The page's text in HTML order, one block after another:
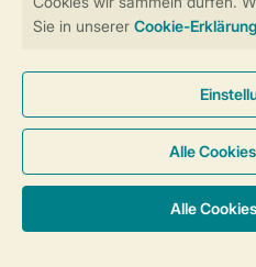
Weitere